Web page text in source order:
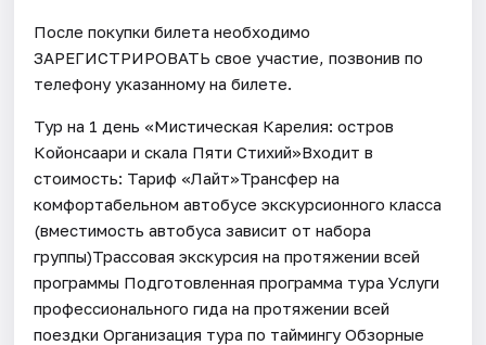
После покупки билета необходимо
ЗАРЕГИСТРИРОВАТЬ свое участие, позвонив по
телефону указанному на билете.
Тур на 1 день «Мистическая Карелия: остров
Койонсаари и скала Пяти Стихий»Входит в
стоимость: Тариф «Лайт»Трансфер на
комфортабельном автобусе экскурсионного класса
(вместимость автобуса зависит от набора
группы)Трассовая экскурсия на протяжении всей
программы Подготовленная программа тура Услуги
профессионального гида на протяжении всей
поездки Организация тура по таймингу Обзорные